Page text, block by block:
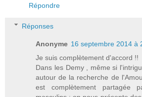
Répondre
Réponses
Anonyme 16 septembre 2014 à
Je suis complètement d'accord !!
Dans les Demy , même si
autour de la recherche de
est complètement partagée